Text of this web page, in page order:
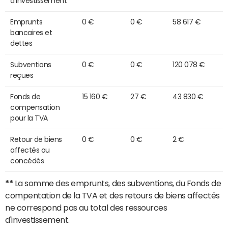
Emprunts
bancaires et
dettes
0 € 0 € 58 617 €
Subventions
reçues
0 € 0 € 120 078 €
Fonds de
compensation
pour la TVA
15 160 € 27 € 43 830 €
Retour de biens
affectés ou
concédés
0 € 0 € 2 €
** La somme des emprunts, des subventions, du Fonds de
compentation de la TVA et des retours de biens affectés
ne correspond pas au total des ressources
d'investissement.